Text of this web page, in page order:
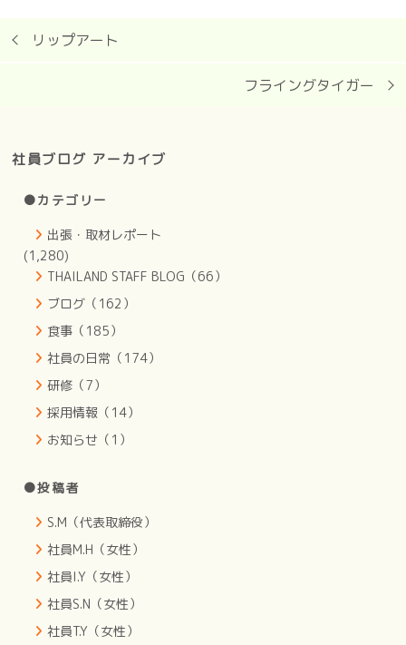
リップアート
フライングタイガー
社員ブログ アーカイブ
●カテゴリー
出張・取材レポート
(1,280)
THAILAND STAFF BLOG（66）
ブログ（162）
食事（185）
社員の日常（174）
研修（7）
採用情報（14）
お知らせ（1）
●投稿者
S.M（代表取締役）
社員M.H（女性）
社員I.Y（女性）
社員S.N（女性）
社員T.Y（女性）